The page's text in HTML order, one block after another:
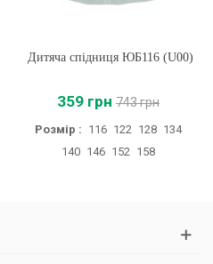
Дитяча спідниця ЮБ116 (U00)
359 грн 743 грн
Розмір : 116 122 128 134
140 146 152 158